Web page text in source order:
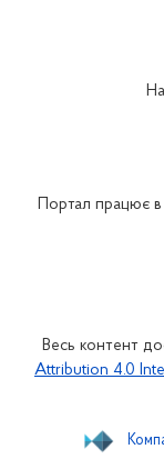
Портал працює
Весь контент
Attribution 4.0